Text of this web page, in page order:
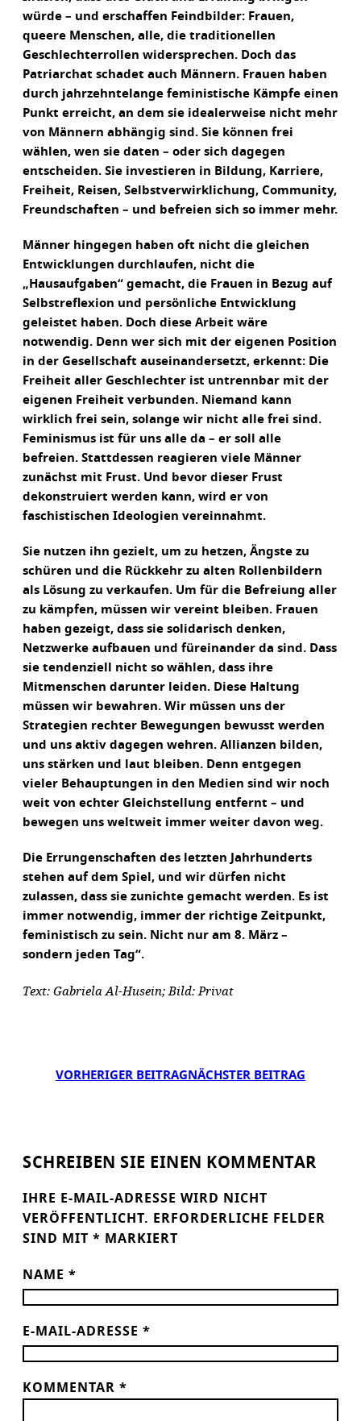
würde – und erschaffen Feindbilder: Frauen,
queere Menschen, alle, die traditionellen
Geschlechterrollen widersprechen. Doch das
Patriarchat schadet auch Männern. Frauen haben
durch jahrzehntelange feministische Kämpfe einen
Punkt erreicht, an dem sie idealerweise nicht mehr
von Männern abhängig sind. Sie können frei
wählen, wen sie daten – oder sich dagegen
entscheiden. Sie investieren in Bildung, Karriere,
Freiheit, Reisen, Selbstverwirklichung, Community,
Freundschaften – und befreien sich so immer mehr.
Männer hingegen haben oft nicht die gleichen
Entwicklungen durchlaufen, nicht die
„Hausaufgaben“ gemacht, die Frauen in Bezug auf
Selbstreflexion und persönliche Entwicklung
geleistet haben. Doch diese Arbeit wäre
notwendig. Denn wer sich mit der eigenen Position
in der Gesellschaft auseinandersetzt, erkennt: Die
Freiheit aller Geschlechter ist untrennbar mit der
eigenen Freiheit verbunden. Niemand kann
wirklich frei sein, solange wir nicht alle frei sind.
Feminismus ist für uns alle da – er soll alle
befreien. Stattdessen reagieren viele Männer
zunächst mit Frust. Und bevor dieser Frust
dekonstruiert werden kann, wird er von
faschistischen Ideologien vereinnahmt.
Sie nutzen ihn gezielt, um zu hetzen, Ängste zu
schüren und die Rückkehr zu alten Rollenbildern
als Lösung zu verkaufen. Um für die Befreiung aller
zu kämpfen, müssen wir vereint bleiben. Frauen
haben gezeigt, dass sie solidarisch denken,
Netzwerke aufbauen und füreinander da sind. Dass
sie tendenziell nicht so wählen, dass ihre
Mitmenschen darunter leiden. Diese Haltung
müssen wir bewahren. Wir müssen uns der
Strategien rechter Bewegungen bewusst werden
und uns aktiv dagegen wehren. Allianzen bilden,
uns stärken und laut bleiben. Denn entgegen
vieler Behauptungen in den Medien sind wir noch
weit von echter Gleichstellung entfernt – und
bewegen uns weltweit immer weiter davon weg.
Die Errungenschaften des letzten Jahrhunderts
stehen auf dem Spiel, und wir dürfen nicht
zulassen, dass sie zunichte gemacht werden. Es ist
immer notwendig, immer der richtige Zeitpunkt,
feministisch zu sein. Nicht nur am 8. März –
sondern jeden Tag“.
Text: Gabriela Al-Husein; Bild: Privat
VORHERIGER BEITRAG NÄCHSTER BEITRAG
SCHREIBEN SIE EINEN KOMMENTAR
IHRE E-MAIL-ADRESSE WIRD NICHT
VERÖFFENTLICHT.
ERFORDERLICHE FELDER
SIND MIT * MARKIERT
NAME *
E-MAIL-ADRESSE *
KOMMENTAR *